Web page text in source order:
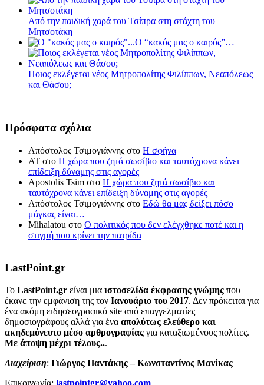
Από την παιδική χαρά του Τσίπρα στη στάχτη του
Μητσοτάκη
Ο “κακός μας ο καιρός”…
Ποιος εκλέγεται νέος Μητροπολίτης Φιλίππων, Νεαπόλεως
και Θάσου;
Πρόσφατα σχόλια
Απόστολος Τσιμογιάννης στο Η σφήνα
ΑΤ στο Η χώρα που ζητά σωσίβιο και ταυτόχρονα κάνει
επίδειξη δύναμης στις αγορές
Apostolis Tsim στο Η χώρα που ζητά σωσίβιο και
ταυτόχρονα κάνει επίδειξη δύναμης στις αγορές
Απόστολος Τσιμογιάννης στο Εδώ θα μας δείξει πόσο
μάγκας είναι…
Mihalatou στο Ο πολιτικός που δεν ελέγχθηκε ποτέ και η
στιγμή που κρίνει την πατρίδα
LastPoint.gr
To LastPoint.gr είναι μια ιστοσελίδα έκφρασης γνώμης που
έκανε την εμφάνιση της τον Ιανουάριο του 2017. Δεν πρόκειται για
ένα ακόμη ειδησεογραφικό site από επαγγελματίες
δημοσιογράφους αλλά για ένα απολύτως ελεύθερο και
ακηδεμόνευτο μέσο αρθρογραφίας για καταξιωμένους πολίτες.
Με άποψη μέχρι τέλους...
Διαχείριση: Γιώργος Παντάκης – Κωνσταντίνος Μανίκας